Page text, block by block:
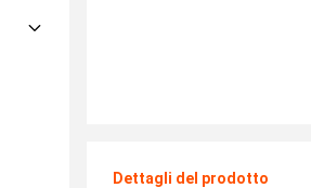
Dettagli del prodotto